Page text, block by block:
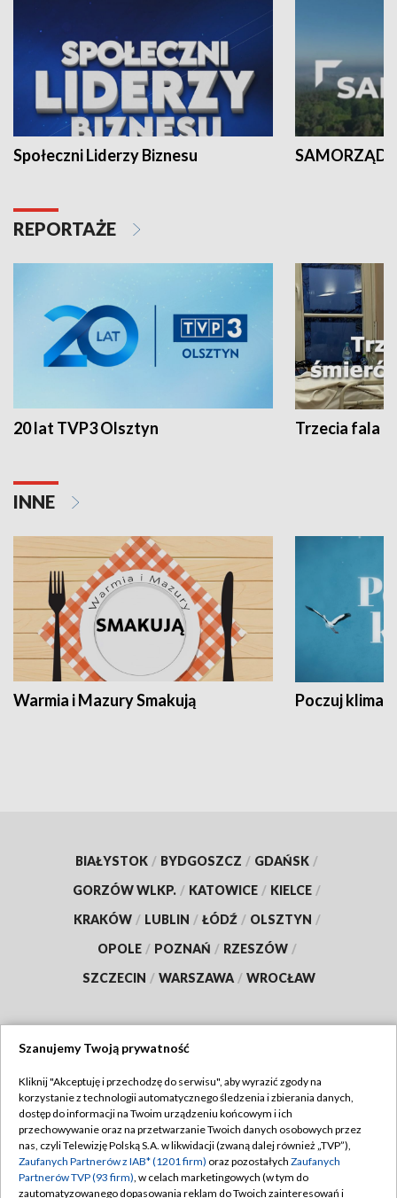
Społeczni Liderzy Biznesu SAMORZĄD
REPORTAŻE
20 lat TVP3 Olsztyn Trzecia fala -
INNE
Warmia i Mazury Smakują Poczuj klimat
BIAŁYSTOK / BYDGOSZCZ / GDAŃSK /
GORZÓW WLKP. / KATOWICE / KIELCE /
KRAKÓW / LUBLIN / ŁÓDŹ / OLSZTYN /
OPOLE / POZNAŃ / RZESZÓW /
SZCZECIN / WARSZAWA / WROCŁAW
TVP
Abonament TVP
Emisja w TVP
Centrum informacji TVP
Regulamin TVP
Polityka prywatności
Moje zgody
Szanujemy Twoją prywatność
Kliknij "Akceptuję i przechodzę do serwisu", aby wyrazić zgody na
korzystanie z technologii automatycznego śledzenia i zbierania danych,
dostęp do informacji na Twoim urządzeniu końcowym i ich
przechowywanie oraz na przetwarzanie Twoich danych osobowych przez
nas, czyli Telewizję Polską S.A. w likwidacji (zwaną dalej również „TVP”),
Zaufanych Partnerów z IAB* (1201 firm) oraz pozostałych Zaufanych
Partnerów TVP (93 firm), w celach marketingowych (w tym do
zautomatyzowanego dopasowania reklam do Twoich zainteresowań i